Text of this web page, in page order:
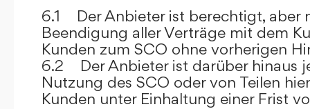
6.1 Der Anbieter ist berechtigt, aber
Beendigung aller Verträge mit dem
Kunden zum SCO ohne vorherigen
6.2 Der Anbieter ist darüber hinaus
Nutzung des SCO oder von Teilen
Kunden unter Einhaltung einer Frist